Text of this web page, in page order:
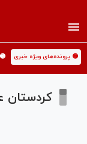
🟡 پرونده‌های ویژه خبری
کردستان